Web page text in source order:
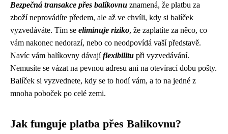
Bezpečná transakce přes balíkovnu znamená, že platbu za
zboží neprovádíte předem, ale až ve chvíli, kdy si balíček
vyzvedáváte. Tím se eliminuje riziko, že zaplatíte za něco, co
vám nakonec nedorazí, nebo co neodpovídá vaší představě.
Navíc vám balíkovny dávajíflexibilitu při vyzvedávání.
Nemusíte se vázat na pevnou adresu ani na otevírací dobu pošty.
Balíček si vyzvednete, kdy se to hodí vám, a to na jedné z
mnoha poboček po celé zemi.
Jak funguje platba přes Balíkovnu?